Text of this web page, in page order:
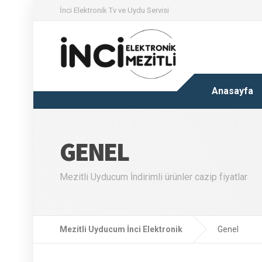
İnci Elektronik Tv ve Uydu Servisi
Anasayfa
GENEL
Mezitli Uyducum İndirimli ürünler cazip fiyatlar
Mezitli Uyducum İnci Elektronik Genel